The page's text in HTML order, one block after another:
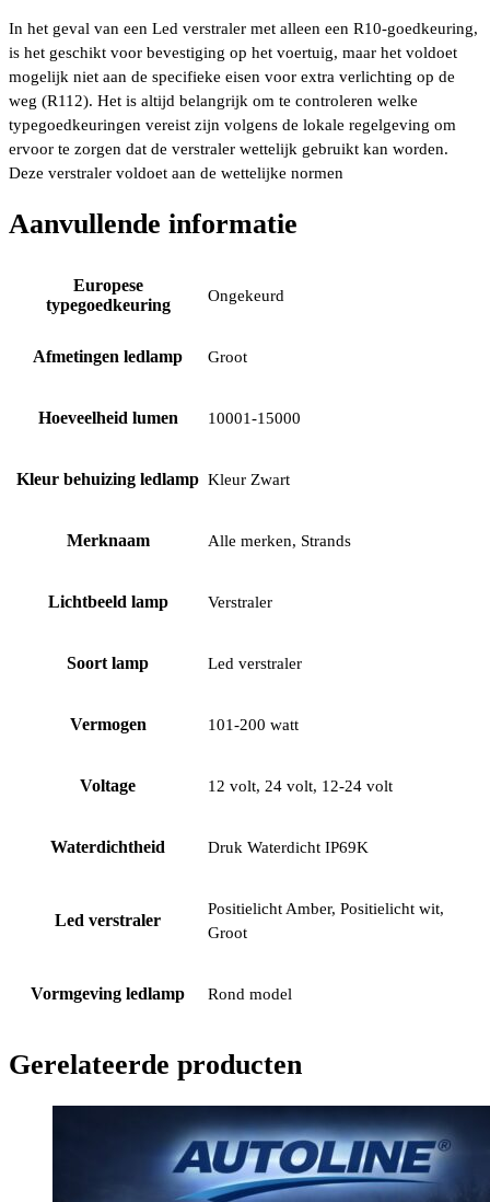
In het geval van een Led verstraler met alleen een R10-goedkeuring,
is het geschikt voor bevestiging op het voertuig, maar het voldoet
mogelijk niet aan de specifieke eisen voor extra verlichting op de
weg (R112). Het is altijd belangrijk om te controleren welke
typegoedkeuringen vereist zijn volgens de lokale regelgeving om
ervoor te zorgen dat de verstraler wettelijk gebruikt kan worden.
Deze verstraler voldoet aan de wettelijke normen
Aanvullende informatie
Europese
typegoedkeuring
Ongekeurd
Afmetingen ledlamp Groot
Hoeveelheid lumen 10001-15000
Kleur behuizing ledlamp Kleur Zwart
Merknaam Alle merken, Strands
Lichtbeeld lamp Verstraler
Soort lamp Led verstraler
Vermogen 101-200 watt
Voltage 12 volt, 24 volt, 12-24 volt
Waterdichtheid Druk Waterdicht IP69K
Led verstraler
Positielicht Amber, Positielicht wit,
Groot
Vormgeving ledlamp Rond model
Gerelateerde producten